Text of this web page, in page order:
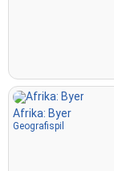
Afrika: Byer
Geografispil